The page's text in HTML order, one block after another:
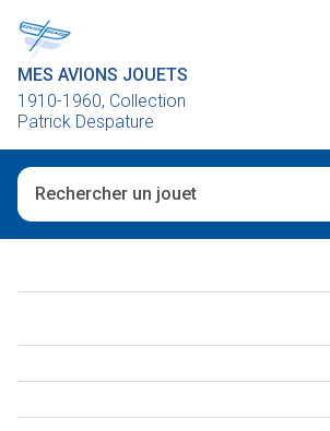
MES AVIONS JOUETS
1910-1960, Collection
Patrick Despature